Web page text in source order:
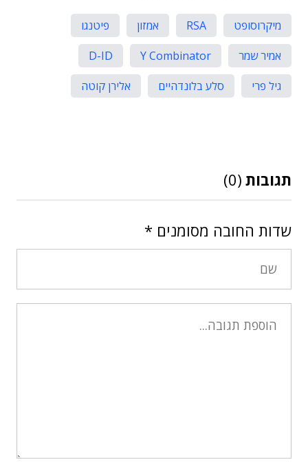
מיקרוסופט RSA אמזון
פיטנגו
אמיר שמר
Y Combinator
D-ID
גיל פרי
סלע בלונדהיים אלירן קוטה
תגובות (0)
שדות החובה מסומנים *